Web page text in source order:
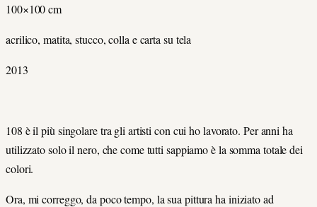
100×100 cm
acrilico, matita, stucco, colla e carta su tela
2013
108 è il più singolare tra gli artisti con cui ho lavorato. Per anni ha
utilizzato solo il nero, che come tutti sappiamo è la somma totale dei
colori.
Ora, mi correggo, da poco tempo, la sua pittura ha iniziato ad